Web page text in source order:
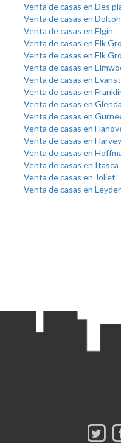
Venta de casas en Des
Venta de casas en Dolton
Venta de casas en Elgin
Venta de casas en Elk
Venta de casas en Elk
Venta de casas en
Venta de casas en
Venta de casas en
Venta de casas en
Venta de casas en
Venta de casas en
Venta de casas en Harvey
Venta de casas en
Venta de casas en Itasca
Venta de casas en Joliet
Venta de casas en